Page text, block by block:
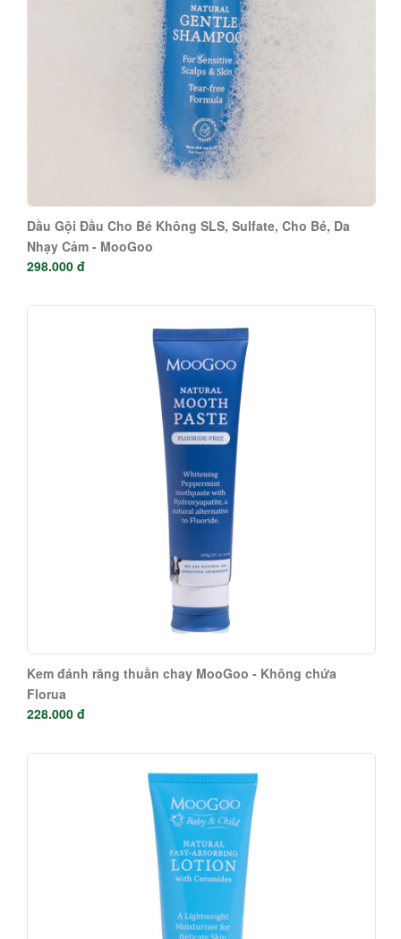
Dầu Gội Đầu Cho Bé Không SLS, Sulfate, Cho Bé, Da
Nhạy Cảm - MooGoo
298.000 đ
Kem đánh răng thuần chay MooGoo - Không chứa
Florua
228.000 đ